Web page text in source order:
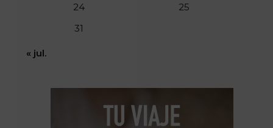
24
25
31
« jul.